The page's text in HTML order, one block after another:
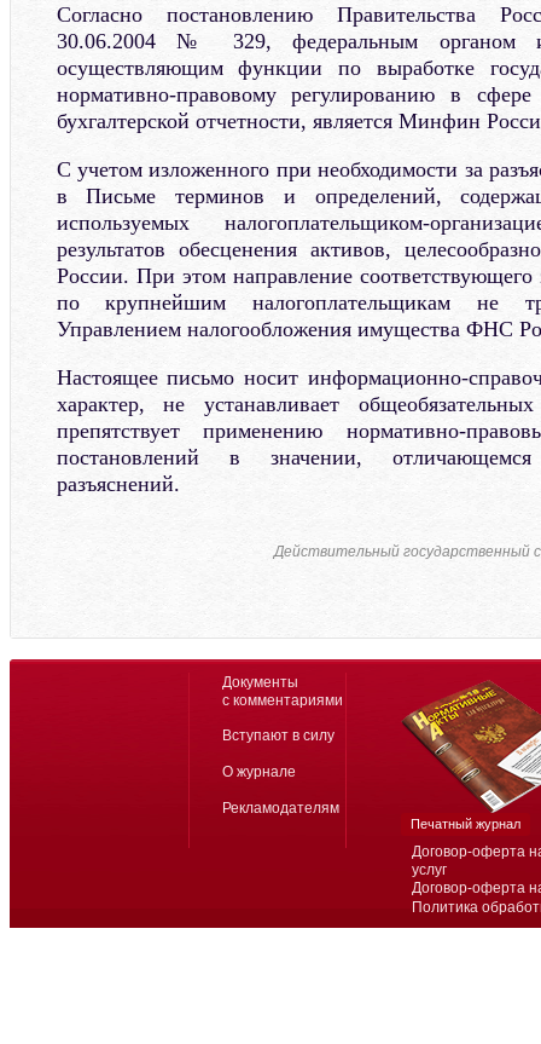
Согласно постановлению Правительства
30.06.2004 № 329, федеральным органом
осуществляющим функции по выработке
нормативно-правовому регулированию в сфере
бухгалтерской отчетности, является Минфин
С учетом изложенного при необходимости за
в Письме терминов и определений,
используемых налогоплательщиком-
результатов обесценения активов,
России. При этом направление
по крупнейшим налогоплательщикам не
Управлением налогообложения имущества ФНС
Настоящее письмо носит информационно-
характер, не устанавливает
препятствует применению нормативно-
постановлений в значении,
разъяснений.
Действительный государственный
Договор-оферта
услуг
Договор-оферта
Политика
Документы
с комментариями
Вступают в силу
О журнале
Рекламодателям
Печатный журнал